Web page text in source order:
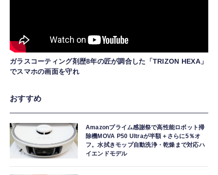
ガラスコーティング剤歴8年の匠が調合した「TRIZON HEXA」
でスマホの画面を守れ
おすすめ
Amazonプライム感謝祭で高性能ロボット掃
除機MOVA P50 Ultraが半額＋さらに5％オ
フ。水拭きモップ自動洗浄・乾燥まで対応ハ
イエンドモデル